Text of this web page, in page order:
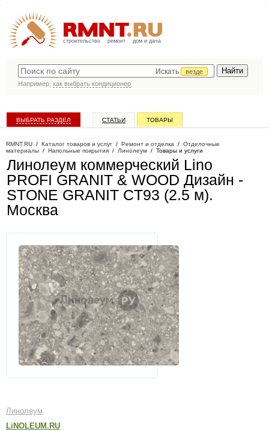
строительство ремонт дом и дача
Искать
везде
Например, как выбрать кондиционер
ВЫБРАТЬ РАЗДЕЛ СТАТЬИ ТОВАРЫ
RMNT.RU / Каталог товаров и услуг / Ремонт и отделка / Отделочные
материалы / Напольные покрытия / Линолеум / Товары и услуги
Линолеум коммерческий Lino
PROFI GRANIT & WOOD Дизайн -
STONE GRANIT CT93 (2.5 м).
Москва
Линолеум
LiNOLEUM.RU